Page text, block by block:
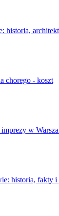
historia,
chorego - koszt
imprezy w
historia, fakty